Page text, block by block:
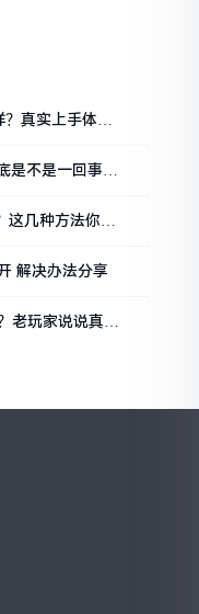
真实上手体验
是不是一回事？
这几种方法你得
解决办法分享
老玩家说说真实